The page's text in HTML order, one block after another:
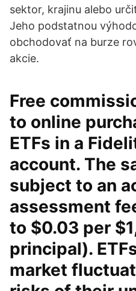
sektor, krajinu alebo
Jeho podstatnou
obchodovať na burze
akcie.
Free
to online
ETFs in a
account. The
subject to an
assessment
to $0.03 per
principal).
market